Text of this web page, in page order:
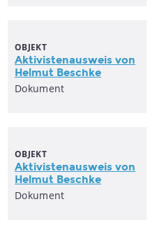
OBJEKT
Aktivistenausweis von
Helmut Beschke
Dokument
OBJEKT
Aktivistenausweis von
Helmut Beschke
Dokument